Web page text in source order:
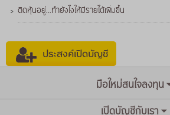
ติดหุ้นอยู่...ทำยังไงให้มีรายได้เพิ่มขึ้น
มือใหม่สนใจลงทุน
เปิดบัญชีกับเรา